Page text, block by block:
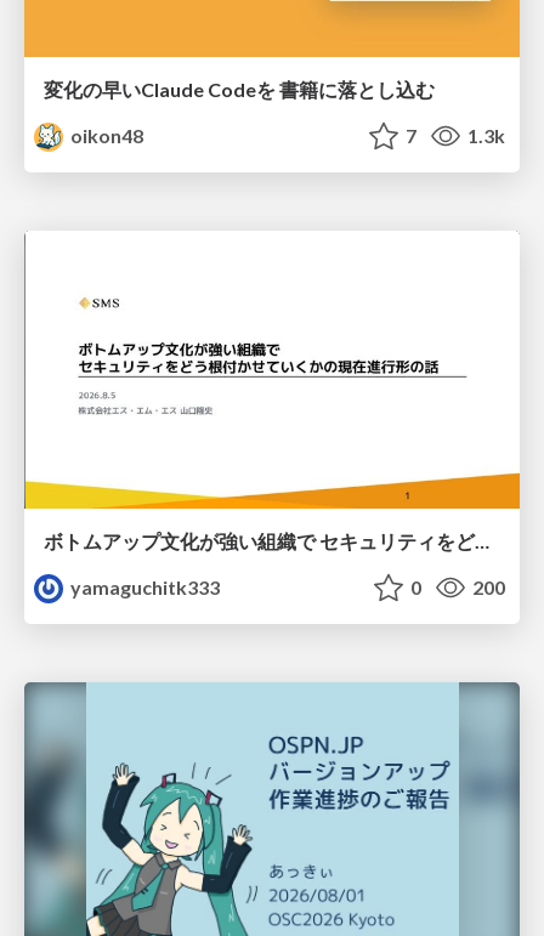
変化の早いClaude Codeを 書籍に落とし込む
oikon48
7 1.3k
ボトムアップ文化が強い組織で セキュリティをどう根付かせていくかの現在進行形の話 / Making Security Stick in a Bottom-Up Organization
yamaguchitk333
0 200